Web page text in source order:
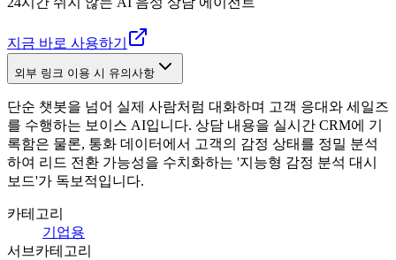
지금 바로 사용하기
외부 링크 이용 시 유의사항
단순 챗봇을 넘어 실제 사람처럼 대화하며 고객 응대와 세일즈
를 수행하는 보이스 AI입니다. 상담 내용을 실시간 CRM에 기
록함은 물론, 통화 데이터에서 고객의 감정 상태를 정밀 분석
하여 리드 전환 가능성을 수치화하는 '지능형 감정 분석 대시
보드'가 독보적입니다.
카테고리
기업용
서브카테고리